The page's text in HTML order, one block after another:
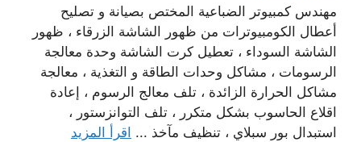
مهندس كمبيوتر الضباعية المختص بصيانة و تصليح
أعطال الكومبيوترات من ظهور الشاشة الزرقاء ، ظهور
الشاشة السوداء ، تعطيل كرت الشاشة وحدة معالجة
الرسومات ، مشاكل وحدات الطاقة و التغذية ، معالجة
مشاكل الحرارة الزائدة ، تلف معالج الرسوم ، إعادة
اقلاع الحاسوب بشكل متكرر ، تلف التوانزستور ،
استبدال بور سبلاي ، تنظيف مآخذ ... اقرأ المزيد